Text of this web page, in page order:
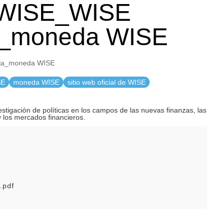
WISE
WISE
moneda WISE
sitio web oficial de WISE
de políticas en los campos de las nuevas finanzas, las
mercados financieros.